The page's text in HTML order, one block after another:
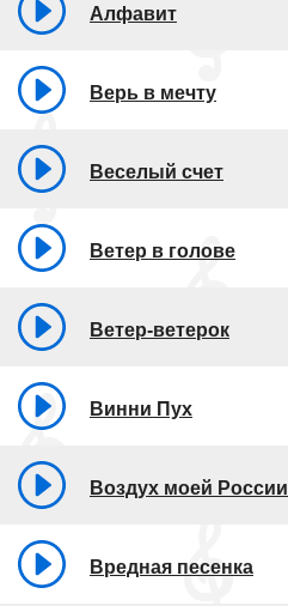
Алфавит
Верь в мечту
Веселый счет
Ветер в голове
Ветер-ветерок
Винни Пух
Воздух моей России
Вредная песенка